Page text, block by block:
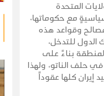
المتحدة
مع حكوماتها،
وقواعد هذه
للتدخل،
بناءً على
حلف الناتو، ولهذا
إيران كلها عقوداً